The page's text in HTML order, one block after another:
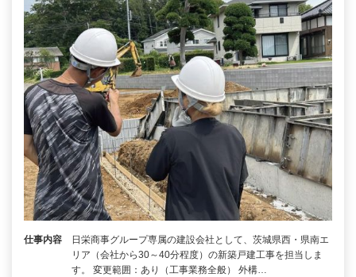
仕事内容
日栄商事グループ専属の建設会社として、茨城県西・県南エ
リア（会社から30～40分程度）の新築戸建工事を担当しま
す。 変更範囲：あり（工事業務全般） 外構…